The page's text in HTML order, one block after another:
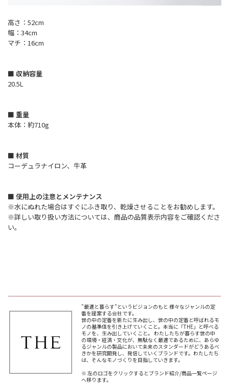
高さ：52cm
幅：34cm
マチ：16cm
■ 収納容量
20.5L
■ 重量
本体：約710g
■ 材質
コーデュラナイロン、牛革
■ 使用上の注意とメンテナンス
※水にぬれた場合はすぐにふき取り、乾燥させることをお勧めします。
※詳しい取り扱い方法については、商品の品質表示内容をご確認くださ
い。
”最適と暮らす”というビジョンのもと 様々なジャンルの定
番を提案する会社です。
世の中の定番を新たに生み出し、世の中の定番と呼ばれるモ
ノの基準値を引き上げていくこと。本当に「THE」と呼べる
モノを、生み出していくこと。 わたしたちが暮らす世の中
の環境・経済・文化が、無駄なく最適であるために、あらゆ
るジャンルの製品において未来のスタンダードがどうあるべ
きかを研究開発し、発信していくブランドです。わたしたち
は、そんなモノづくりを目指していきます。
※ 左のロゴをクリックするとブランド紹介/商品一覧ページ
へ移ります。